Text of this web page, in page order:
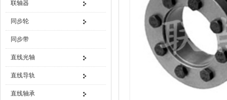
联轴器
同步轮
同步带
直线光轴
直线导轨
直线轴承